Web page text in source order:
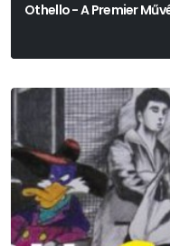
Othello - A Premier